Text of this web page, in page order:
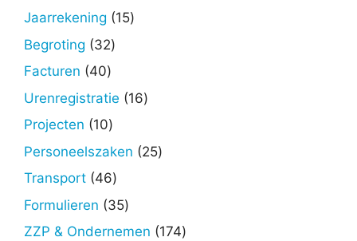
Jaarrekening 1515
Begroting 3232
Facturen 4040
producten
Urenregistratie 1616
Projecten 1010
producten
Personeelszaken 2525
Transport 4646
producten
Formulieren 3535
producten
ZZP & Ondernemen 174174